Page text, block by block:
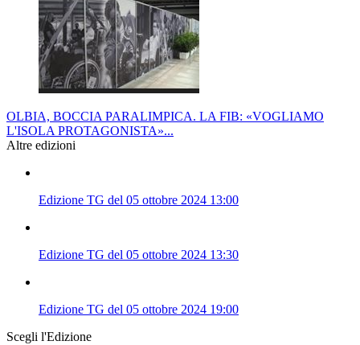
OLBIA, BOCCIA PARALIMPICA. LA FIB: «VOGLIAMO
L'ISOLA PROTAGONISTA»...
Altre edizioni
Edizione TG del 05 ottobre 2024 13:00
Edizione TG del 05 ottobre 2024 13:30
Edizione TG del 05 ottobre 2024 19:00
Scegli l'Edizione